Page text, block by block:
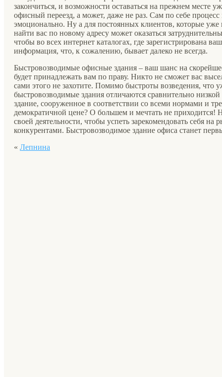
закончиться, и возможности оставаться на прежнем месте
офисный переезд, а может, даже не раз. Сам по себе процесс
эмоционально. Ну а для постоянных клиентов, которые
найти вас по новому адресу может оказаться
чтобы во всех интернет каталогах, где зарегистрирована
информация, что, к сожалению, бывает далеко не всегда.
Быстровозводимые офисные здания – ваш шанс на
будет принадлежать вам по праву. Никто не сможет вас
сами этого не захотите. Помимо быстроты возведения, что
быстровозводимые здания отличаются сравнительно
здание, сооруженное в соответствии со всеми нормами и
демократичной цене? О большем и мечтать не приходится!
своей деятельности, чтобы успеть зарекомендовать себя на
конкурентами. Быстровозводимое здание офиса станет
« Лепнина